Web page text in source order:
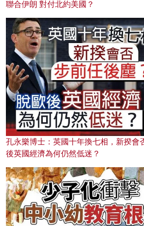
聯合伊朗 對付北約美國？
孔永樂博士：英國十年換七相，新揆會
後英國經濟為何仍然低迷？